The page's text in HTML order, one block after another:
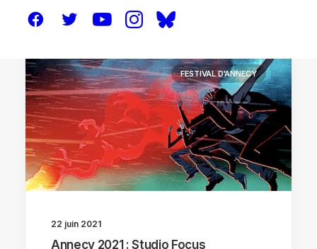
FESTIVAL D'ANNECY
22 juin 2021
Annecy 2021 : Studio Focus